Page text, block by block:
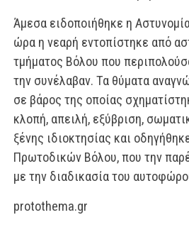
Άμεσα ειδοποιήθηκε η
ώρα η νεαρή εντοπίστηκε από
τμήματος Βόλου που
την συνέλαβαν. Τα θύματα
σε βάρος της οποίας
κλοπή, απειλή, εξύβριση,
ξένης ιδιοκτησίας και
Πρωτοδικών Βόλου, που την
με την διαδικασία του
protothema.gr